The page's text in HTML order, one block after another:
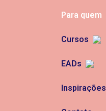
Para quem
Cursos
EADs
Inspirações